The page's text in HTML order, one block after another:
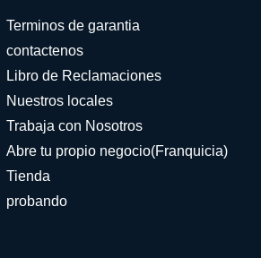
Terminos de garantia
contactenos
Libro de Reclamaciones
Nuestros locales
Trabaja con Nosotros
Abre tu propio negocio(Franquicia)
Tienda
probando